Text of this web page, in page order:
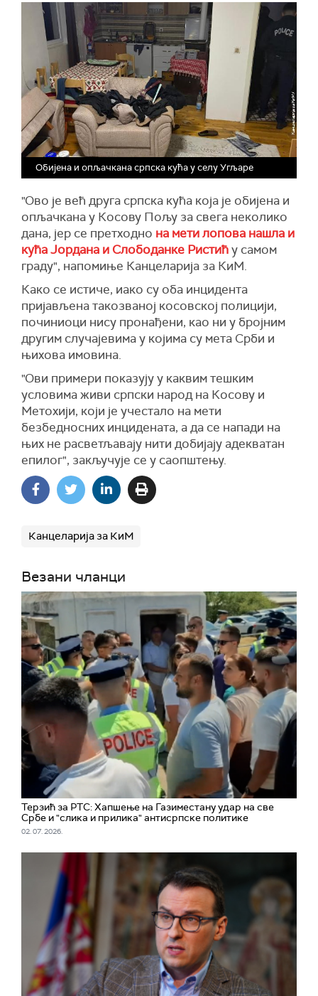
Обијена и опљачкана српска кућа у селу Угљаре
"Ово је већ друга српска кућа која је обијена и
опљачкана у Косову Пољу за свега неколико
дана, јер се претходно на мети лопова нашла и
кућа Јордана и Слободанке Ристићу самом
граду", напомиње Канцеларија за КиМ.
Како се истиче, иако су оба инцидента
пријављена такозваној косовској полицији,
починиоци нису пронађени, као ни у бројним
другим случајевима у којима су мета Срби и
њихова имовина.
"Ови примери показују у каквим тешким
условима живи српски народ на Косову и
Метохији, који је учестало на мети
безбедносних инцидената, а да се напади на
њих не расветљавају нити добијају адекватан
епилог", закључује се у саопштењу.
Канцеларија за КиМ
Везани чланци
Терзић за РТС: Хапшење на Газиместану удар на све
Србе и "слика и прилика" антисрпске политике
02. 07. 2026.